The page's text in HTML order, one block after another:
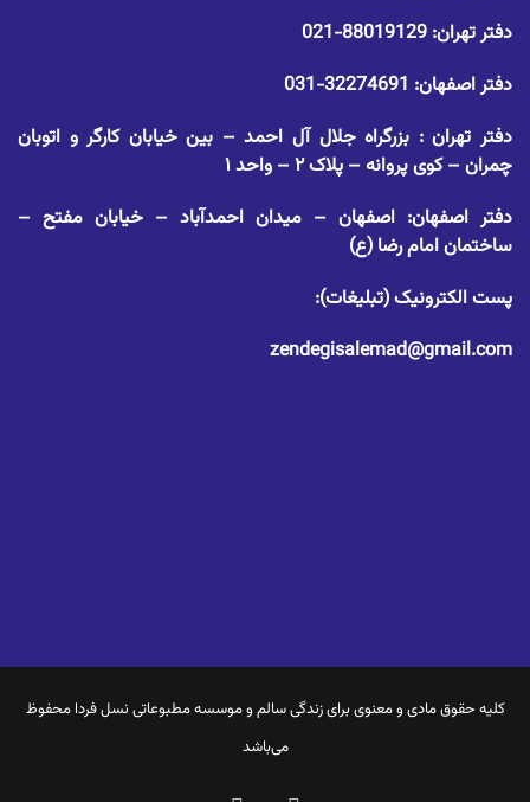
دفتر تهران: 88019129-021
دفتر اصفهان: 32274691-031
دفتر تهران : بزرگراه جلال آل احمد – بین خیابان کارگر و اتوبان
چمران – کوی پروانه – پلاک ۲ – واحد ۱
دفتر اصفهان: اصفهان – میدان احمدآباد – خیابان مفتح –
ساختمان امام رضا (ع)
پست الکترونیک (تبلیغات):
zendegisalemad@gmail.com
کلیه حقوق مادی و معنوی برایزندگی سالم و موسسه مطبوعاتی نسل فردا محفوظ
می‌باشد